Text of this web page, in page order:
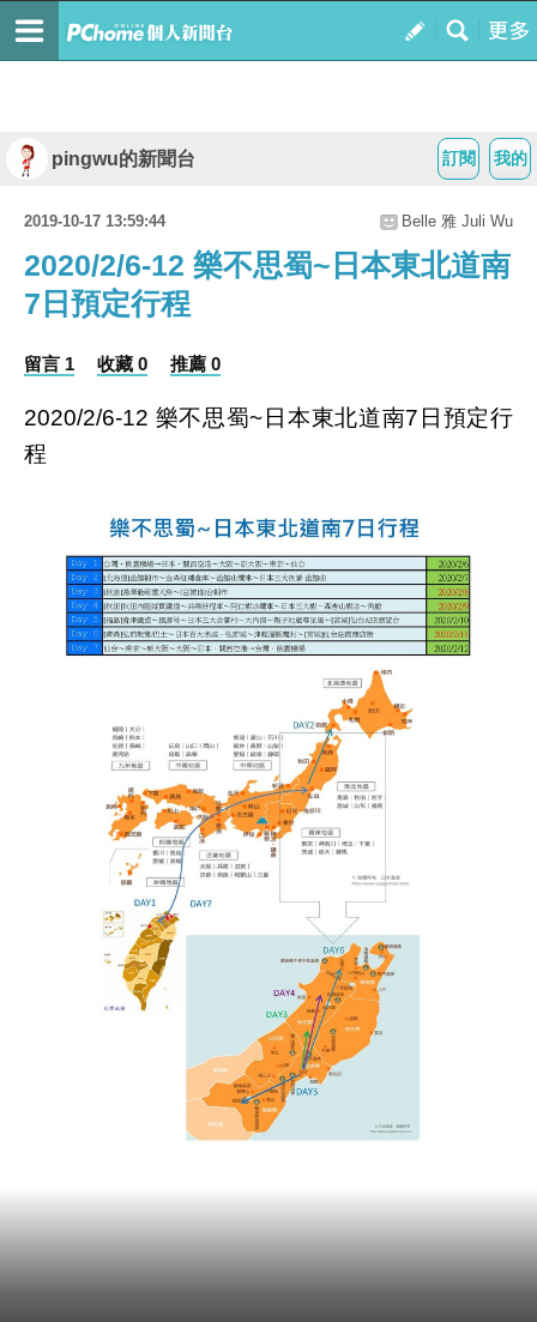
我的
訂閱
pingwu的新聞台
2019-10-17 13:59:44 Belle 雅 Juli Wu
2020/2/6-12 樂不思蜀~日本東北道南
7日預定行程
留言 1 收藏 0 推薦 0
2020/2/6-12 樂不思蜀~日本東北道南7日預定行
程